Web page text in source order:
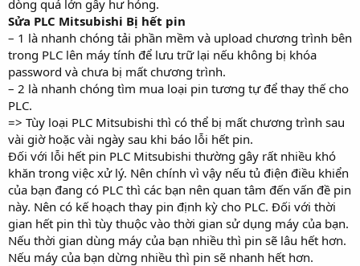
dòng quá lớn gây hư hỏng.
Sửa PLC Mitsubishi Bị hết pin
– 1 là nhanh chóng tải phần mềm và upload chương trình bên
trong PLC lên máy tính để lưu trữ lại nếu không bị khóa
password và chưa bị mất chương trình.
– 2 là nhanh chóng tìm mua loại pin tương tự để thay thế cho
PLC.
=> Tùy loại PLC Mitsubishi thì có thể bị mất chương trình sau
vài giờ hoặc vài ngày sau khi báo lỗi hết pin.
Đối với lỗi hết pin PLC Mitsubishi thường gây rất nhiều khó
khăn trong việc xử lý. Nên chính vì vậy nếu tủ điện điều khiển
của bạn đang có PLC thì các bạn nên quan tâm đến vấn đề pin
này. Nên có kế hoạch thay pin định kỳ cho PLC. Đối với thời
gian hết pin thì tùy thuộc vào thời gian sử dụng máy của bạn.
Nếu thời gian dùng máy của bạn nhiều thì pin sẽ lâu hết hơn.
Nếu máy của bạn dừng nhiều thì pin sẽ nhanh hết hơn.